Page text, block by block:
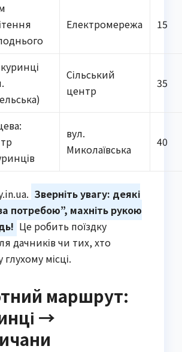
Електромережа 15
Сільський
центр
35
вул.
Миколаївська
40
Зверніть увагу: деякі
потребою”, махніть рукою
Це робить поїздку
дачників чи тих, хто
місці.
маршрут:
→